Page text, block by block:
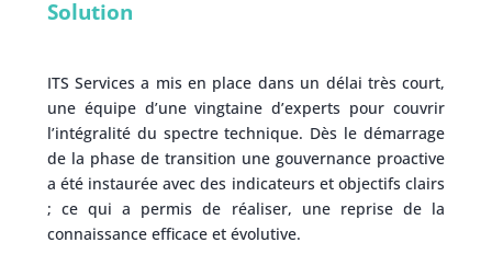
Solution
ITS Services a mis en place dans un délai très court,
une équipe d’une vingtaine d’experts pour couvrir
l’intégralité du spectre technique. Dès le démarrage
de la phase de transition une gouvernance proactive
a été instaurée avec des indicateurs et objectifs clairs
; ce qui a permis de réaliser, une reprise de la
connaissance efficace et évolutive.